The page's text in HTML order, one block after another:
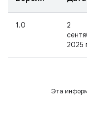
1.0
2
2025
Эта